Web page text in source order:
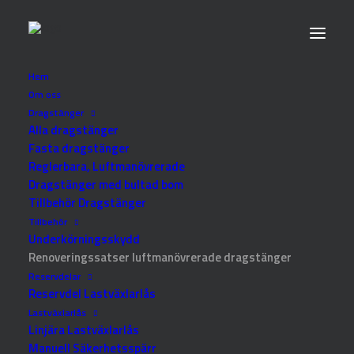
Hem
Om oss
Dragstänger
Alla dragstänger
Fasta dragstänger
Reglerbara, Luftmanövrerade
Dragstänger med bultad bom
Tillbehör Dragstänger
Tillbehör
Underkörningsskydd
Renoveringssatser luftmanövrerade dragstänger
Reservdelar
Reservdel Lastväxlarlås
Lastväxlarlås
Linjära Lastväxlarlås
Manuell Säkerhetsspärr
Hem
Renoveringssatser luftmanövrerade dragstänger
Renoveringssats 07-0611-51 (Svetsat låshus)
Renoveringssats 07-0611-
51 (Svetsat låshus)
Passar till:2008-B (upp till drag nr: 80553-B) | 2011 (upp
till drag nr: 1A98) | 2015 (upp till drag nr: 2015037)
Produktnummer:07-0611-51
Hur ser jag mitt tillverkningsnummer: